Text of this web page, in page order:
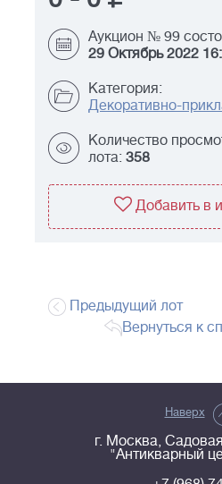
Аукцион № 99
29 Октябрь 2022
Категория:
Декоративно-
Количество
лота: 358
Добавить в
Предыдущий лот
Вернуться к
Наверх
г. Москва,
"Антикварный